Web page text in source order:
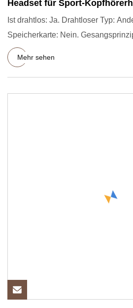
Headset für Sport-
Ist drahtlos: Ja. Drahtloser Typ:
Speicherkarte: Nein.
Lautstärke
Mehr sehen